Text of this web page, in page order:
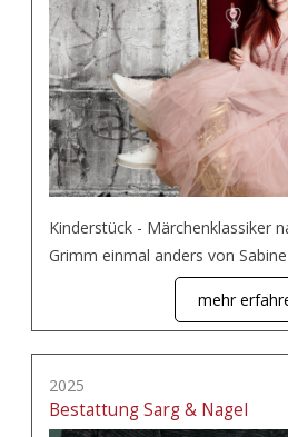
Kinderstück - Märchenklassiker
Grimm einmal anders von
mehr
2025
Bestattung Sarg & Nagel